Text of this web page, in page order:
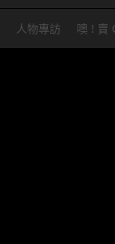
人物專訪 噢 ! 賣